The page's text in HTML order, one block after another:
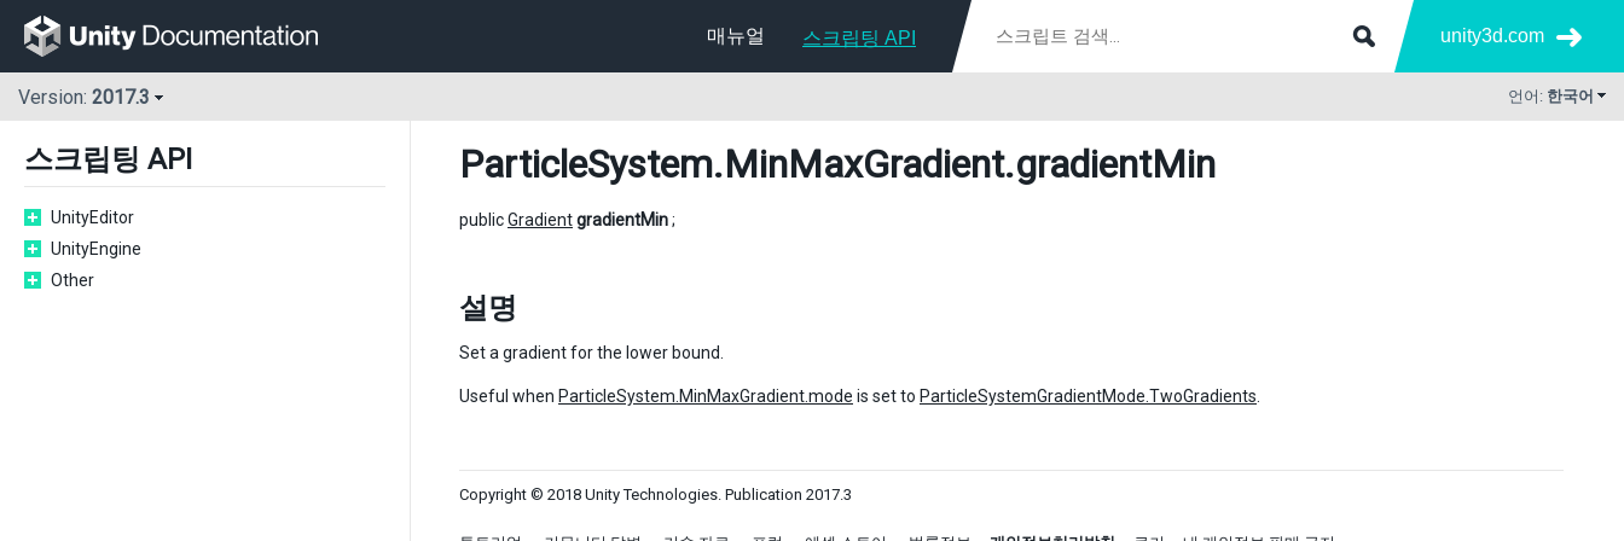
매뉴얼 스크립팅 API unity3d.com
Version: 2017.3 언어: 한국어
스크립팅 API
UnityEditor
UnityEngine
Other
ParticleSystem.MinMaxGradient.gradientMin
publicGradientgradientMin;
설명
Set a gradient for the lower bound.
Useful when ParticleSystem.MinMaxGradient.mode is set to ParticleSystemGradientMode.TwoGradients
Copyright © 2018 Unity Technologies. Publication 2017.3